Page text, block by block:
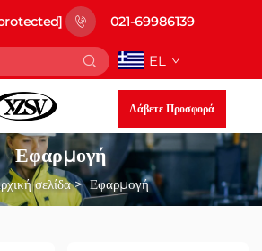
021-69986139
EL
Λάβετε Προσφορά
Εφαρμογή
σελίδα>Εφαρμογή